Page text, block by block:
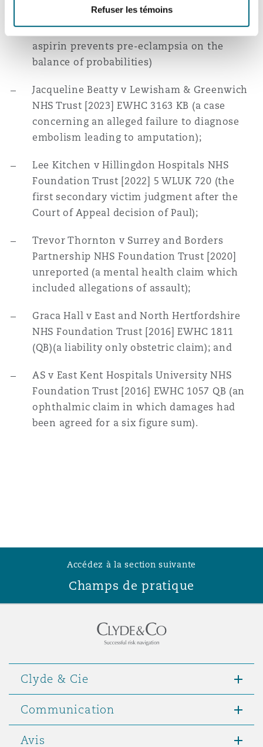
Refuser les témoins
Hospitals NHS FT [2024]5 WLUK 596
obstetric claim which examined whether
aspirin prevents pre-eclampsia on the
balance of probabilities)
Jacqueline Beatty v Lewisham & Greenwich
NHS Trust [2023] EWHC 3163 KB (a case
concerning an alleged failure to diagnose
embolism leading to amputation);
Lee Kitchen v Hillingdon Hospitals NHS
Foundation Trust [2022] 5 WLUK 720 (the
first secondary victim judgment after the
Court of Appeal decision of Paul);
Trevor Thornton v Surrey and Borders
Partnership NHS Foundation Trust [2020]
unreported (a mental health claim which
included allegations of assault);
Graca Hall v East and North Hertfordshire
NHS Foundation Trust [2016] EWHC 1811
(QB)(a liability only obstetric claim); and
AS v East Kent Hospitals University NHS
Foundation Trust [2016] EWHC 1057 QB (an
ophthalmic claim in which damages had
been agreed for a six figure sum).
Accédez à la section suivante
Champs de pratique
Clyde & Cie
Communication
Avis